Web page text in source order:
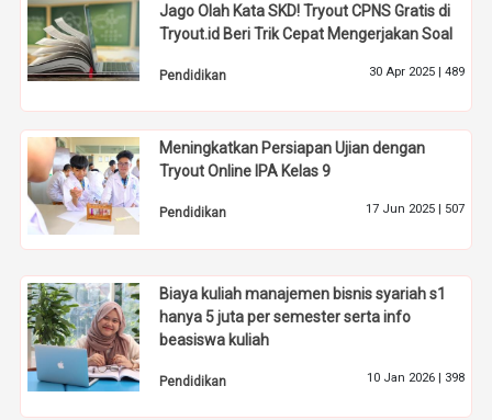
Jago Olah Kata SKD! Tryout CPNS Gratis di
Tryout.id Beri Trik Cepat Mengerjakan Soal
Pendidikan 30 Apr 2025 | 489
Meningkatkan Persiapan Ujian dengan
Tryout Online IPA Kelas 9
Pendidikan 17 Jun 2025 | 507
Biaya kuliah manajemen bisnis syariah s1
hanya 5 juta per semester serta info
beasiswa kuliah
Pendidikan 10 Jan 2026 | 398